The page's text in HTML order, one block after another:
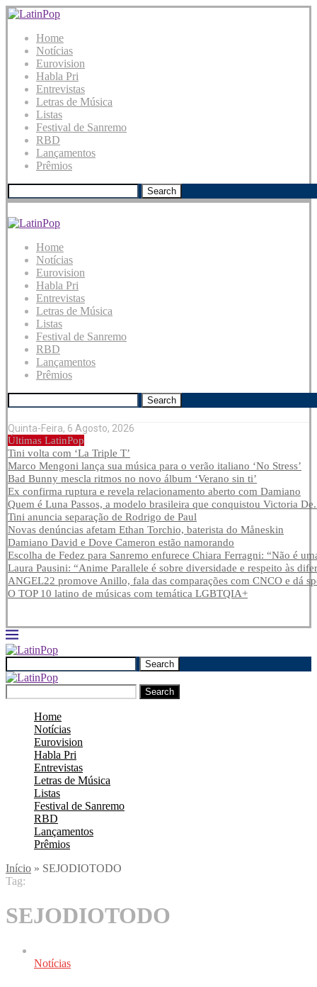
Home
Notícias
Eurovision
Habla Pri
Entrevistas
Letras de Música
Listas
Festival de Sanremo
RBD
Lançamentos
Prêmios
Search
Home
Notícias
Eurovision
Habla Pri
Entrevistas
Letras de Música
Listas
Festival de Sanremo
RBD
Lançamentos
Prêmios
Search
Quinta-Feira, 6 Agosto, 2026
Últimas LatinPop
Tini volta com ‘La Triple T’
Marco Mengoni lança sua música para o verão italiano ‘No Stress’
Bad Bunny mescla ritmos no novo álbum ‘Verano sin ti’
Ex confirma ruptura e revela relacionamento aberto com Damiano
Quem é Luna Passos, a modelo brasileira que conquistou Victoria
Tini anuncia separação de Rodrigo de Paul
Novas denúncias afetam Ethan Torchio, baterista do Måneskin
Damiano David e Dove Cameron estão namorando
Escolha de Fedez para Sanremo enfurece Chiara Ferragni: “Não é
Laura Pausini: “Anime Parallele é sobre diversidade e respeito às
ANGEL22 promove Anillo, fala das comparações com CNCO e dá
O TOP 10 latino de músicas com temática LGBTQIA+
Search
Search
Home
Notícias
Eurovision
Habla Pri
Entrevistas
Letras de Música
Listas
Festival de Sanremo
RBD
Lançamentos
Prêmios
Início » SEJODIOTODO
Tag:
SEJODIOTODO
Notícias